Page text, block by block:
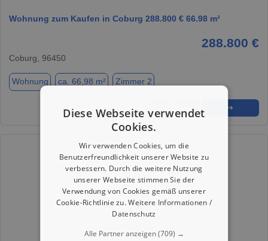
Wohnung zum Kaufen in Coburg 288.800 € 66.98 m²
288.800 €
Coburg, 96450
Wohnung ca. 66,98 m² Zimmer 2
➜
Diese Webseite verwendet
Cookies.
Wir verwenden Cookies, um die
Benutzerfreundlichkeit unserer Website zu
verbessern. Durch die weitere Nutzung
unserer Webseite stimmen Sie der
Verwendung von Cookies gemäß unserer
Cookie-Richtlinie zu.Weitere Informationen /
Datenschutz
Alle Partner anzeigen(709) →